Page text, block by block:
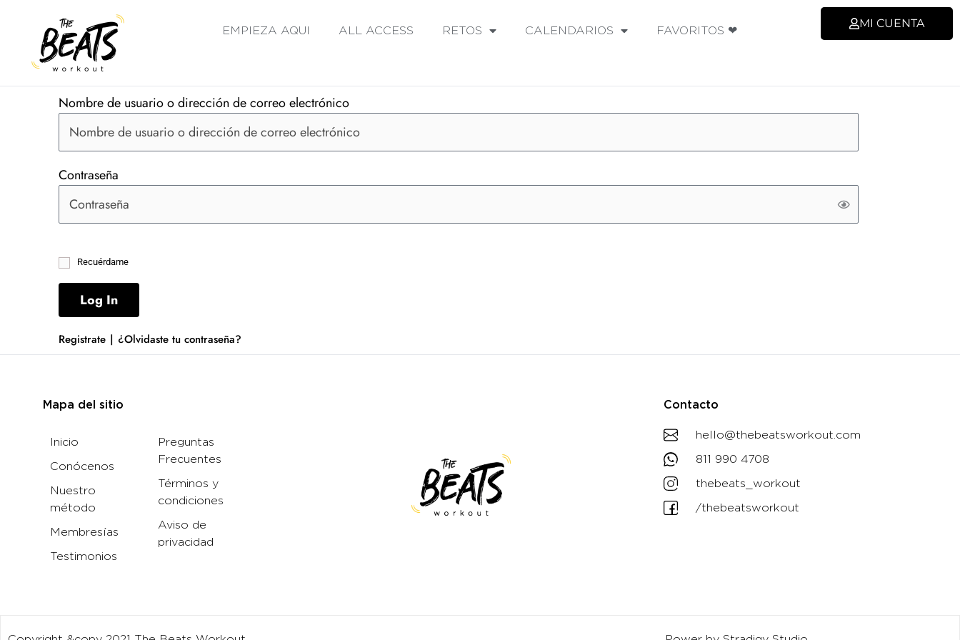
contenido
EMPIEZA AQUI ALL ACCESS RETOS CALENDARIOS FAVORITOS ❤
MI CUENTA
Nombre de usuario o dirección de correo electrónico
Contraseña
Recuérdame
Log In
Registrate ¿Olvidaste tu contraseña?
Mapa del sitio
Inicio
Conócenos
Nuestro
método
Membresías
Testimonios
Preguntas
Frecuentes
Términos y
condiciones
Aviso de
privacidad
Contacto
hello@thebeatsworkout.com
811 990 4708
thebeats_workout
/thebeatsworkout